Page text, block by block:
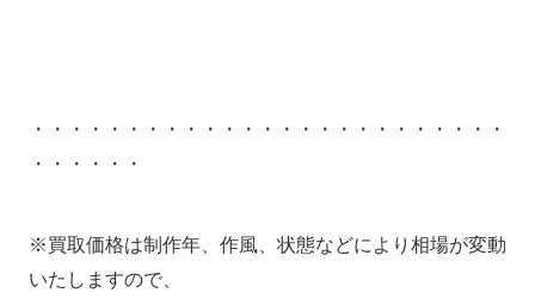
・・・・・・・・・・・・・・・・・・・・・・・・・
・・・・・・
※買取価格は制作年、作風、状態などにより相場が変動
いたしますので、